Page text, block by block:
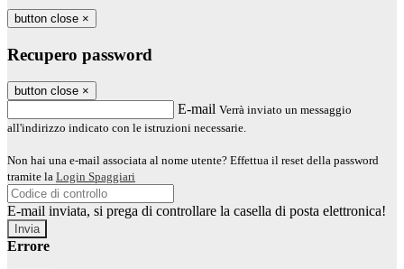
button close ×
Recupero password
button close ×
E-mail Verrà inviato un messaggio
all'indirizzo indicato con le istruzioni necessarie.
Non hai una e-mail associata al nome utente? Effettua il reset della password
tramite la Login Spaggiari
E-mail inviata, si prega di controllare la casella di posta elettronica!
Errore